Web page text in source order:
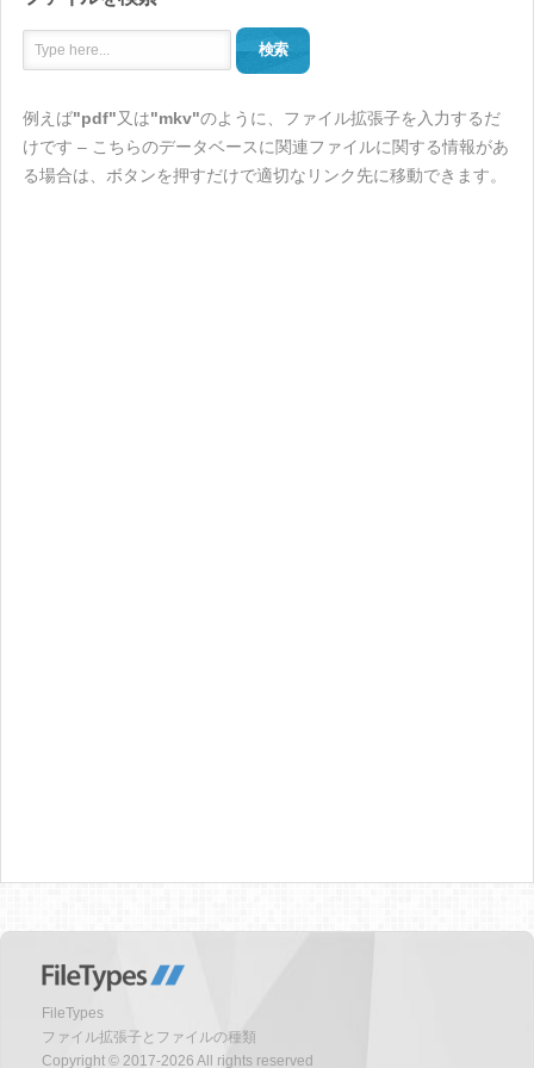
検索
例えば"pdf"又は"mkv"のように、ファイル拡張子を入力するだ
けです – こちらのデータベースに関連ファイルに関する情報があ
る場合は、ボタンを押すだけで適切なリンク先に移動できます。
FileTypes
ファイル拡張子とファイルの種類
Copyright © 2017-2026 All rights reserved